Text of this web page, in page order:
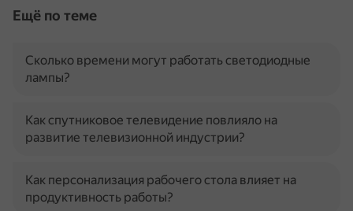
Ещё по теме
Сколько времени могут работать светодиодные
лампы?
Как спутниковое телевидение повлияло на
развитие телевизионной индустрии?
Как персонализация рабочего стола влияет на
продуктивность работы?